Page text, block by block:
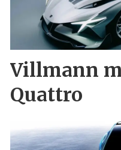
Villmann
Quattro